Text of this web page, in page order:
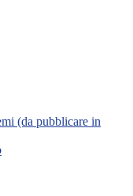
(da pubblicare in